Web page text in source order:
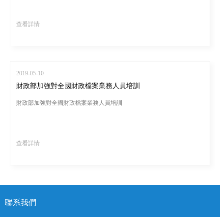
查看詳情
2019-05-10
財政部加強對全國財政檔案業務人員培訓
財政部加強對全國財政檔案業務人員培訓
查看詳情
聯系我們